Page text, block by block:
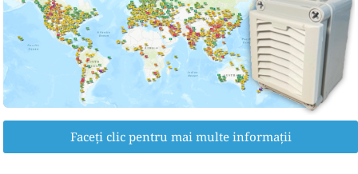
Faceți clic pentru mai multe informații